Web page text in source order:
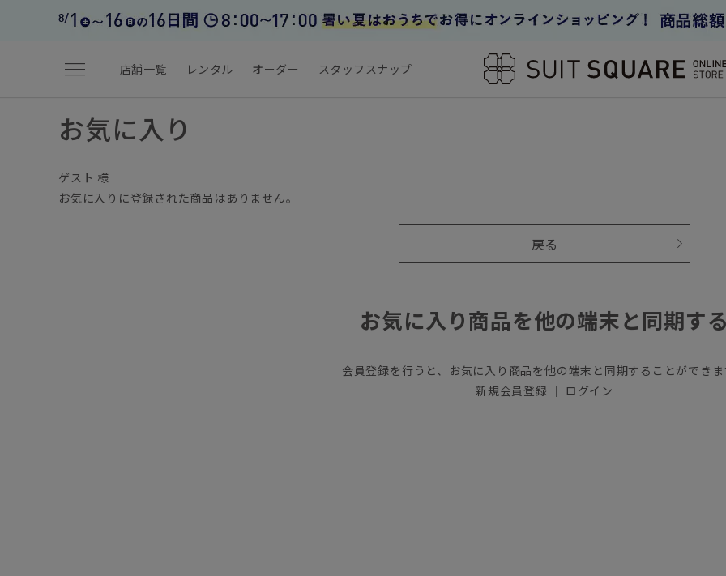
menu 店舗一覧 レンタル オーダー スタッフスナップ
お気に入り
ゲスト 様
お気に入りに登録された商品はありません。
戻る
お気に入り商品を他の端末と同期す
会員登録を行うと、お気に入り商品を他の端末と同期することができ
新規会員登録 ｜ ログイン